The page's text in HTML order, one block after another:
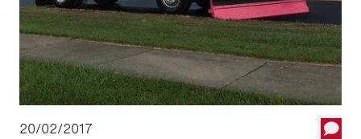
20/02/2017